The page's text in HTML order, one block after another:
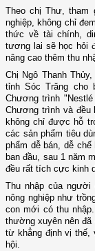
Theo chị Thư, tham
nghiệp, không chỉ
thức về tài chính,
tương lai sẽ học hỏi
nâng cao thêm thu
Chị Ngô Thanh
tỉnh Sóc Trăng cho
Chương trình
Chương trình và đều
không chỉ được hỗ
các sản phẩm tiêu
phẩm dễ bán, dễ
ban đầu, sau 1 năm
đều rất tích cực kinh
Thu nhập của
nông nghiệp như
con mới có thu
thường xuyên nên đã
từ khẳng định vị thế,
hội.